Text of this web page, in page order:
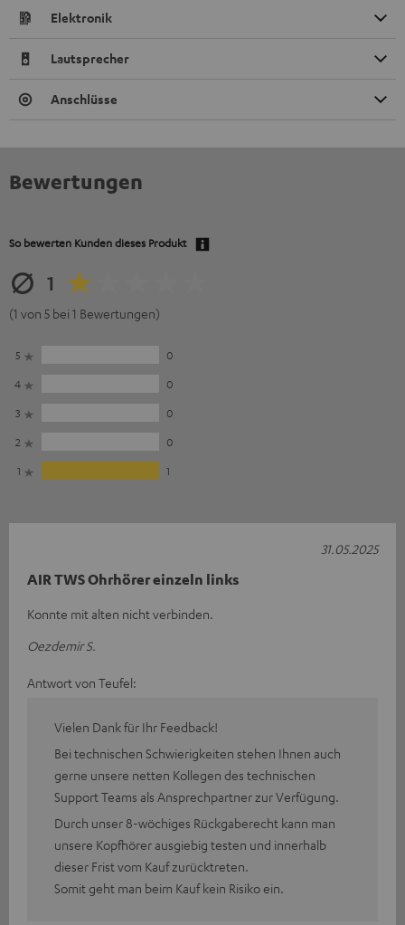
Elektronik
Lautsprecher
Anschlüsse
Bewertungen
So bewerten Kunden dieses Produkt
1
(1 von 5 bei 1 Bewertungen)
5
0
4
0
3
0
2
0
1
1
AIR TWS Ohrhörer einzeln links
Konnte mit alten nicht verbinden.
Oezdemir S.
31.05.2025
Antwort von Teufel:
Vielen Dank für Ihr Feedback!
Bei technischen Schwierigkeiten stehen Ihnen auch
gerne unsere netten Kollegen des technischen
Support Teams als Ansprechpartner zur Verfügung.
Durch unser 8-wöchiges Rückgaberecht kann man
unsere Kopfhörer ausgiebig testen und innerhalb
dieser Frist vom Kauf zurücktreten.
Somit geht man beim Kauf kein Risiko ein.